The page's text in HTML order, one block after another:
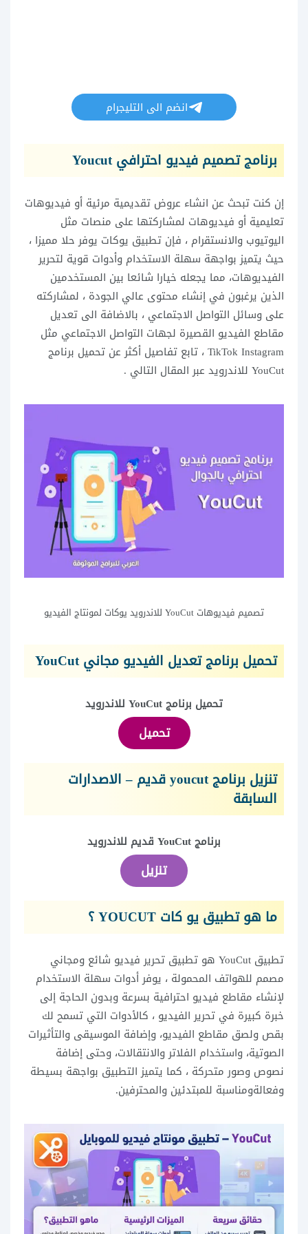
انضم الى التليجرام
برنامج تصميم فيديو احترافي Youcut
إن كنت تبحث عن انشاء عروض تقديمية مرئية أو فيديوهات
تعليمية أو فيديوهات لمشاركتها على منصات مثل
اليوتيوب والانستقرام ، فإن تطبيق يوكات يوفر حلا مميزا ،
حيث يتميز بواجهة سهلة الاستخدام وأدوات قوية لتحرير
الفيديوهات، مما يجعله خيارا شائعا بين المستخدمين
الذين يرغبون في إنشاء محتوى عالي الجودة ، لمشاركته
على وسائل التواصل الاجتماعي ، بالاضافة الى تعديل
مقاطع الفيديو القصيرة لجهات التواصل الاجتماعي مثل
TikTok Instagram ، تابع تفاصيل أكثر عن تحميل برنامج
YouCut للاندرويد عبر المقال التالي .
تصميم فيديوهات YouCut للاندرويد يوكات لمونتاج الفيديو
تحميل برنامج تعديل الفيديو مجاني YouCut
تحميل برنامج YouCut للاندرويد
تحميل
تنزيل برنامج youcut قديم – الاصدارات
السابقة
برنامج YouCut قديم للاندرويد
تنزيل
ما هو تطبيق يو كات YOUCUT ؟
تطبيق YouCut هو تطبيق تحرير فيديو شائع ومجاني
مصمم للهواتف المحمولة ، يوفر أدوات سهلة الاستخدام
لإنشاء مقاطع فيديو احترافية بسرعة وبدون الحاجة إلى
خبرة كبيرة في تحرير الفيديو ، كالأدوات التي تسمح لك
بقص ولصق مقاطع الفيديو، وإضافة الموسيقى والتأثيرات
الصوتية، واستخدام الفلاتر والانتقالات، وحتى إضافة
نصوص وصور متحركة ، كما يتميز التطبيق بواجهة بسيطة
وفعالةومناسبة للمبتدئين والمحترفين.